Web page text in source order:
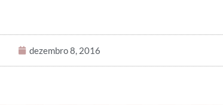
dezembro 8, 2016